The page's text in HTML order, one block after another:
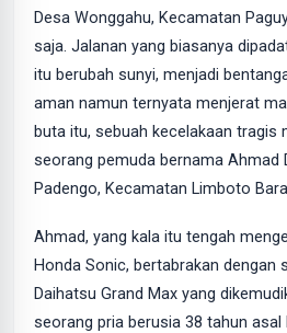
Desa Wonggahu, Kecamatan
saja. Jalanan yang biasanya
itu berubah sunyi, menjadi
aman namun ternyata menjerat
buta itu, sebuah kecelakaan tragis
seorang pemuda bernama Ahmad
Padengo, Kecamatan Limboto
Ahmad, yang kala itu tengah
Honda Sonic, bertabrakan dengan
Daihatsu Grand Max yang
seorang pria berusia 38 tahun asal